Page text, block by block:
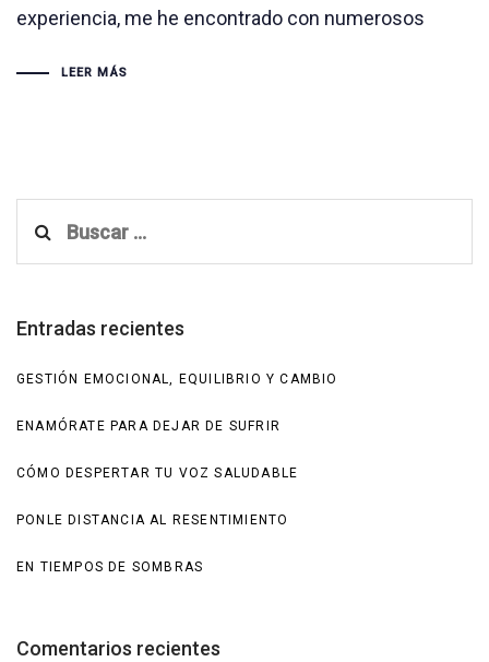
experiencia, me he encontrado con numerosos
LEER MÁS
Entradas recientes
GESTIÓN EMOCIONAL, EQUILIBRIO Y CAMBIO
ENAMÓRATE PARA DEJAR DE SUFRIR
CÓMO DESPERTAR TU VOZ SALUDABLE
PONLE DISTANCIA AL RESENTIMIENTO
EN TIEMPOS DE SOMBRAS
Comentarios recientes